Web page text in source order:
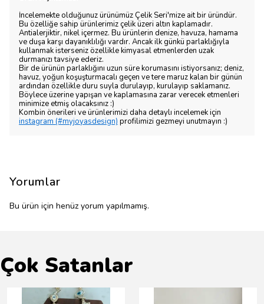
İncelemekte olduğunuz ürünümüz Çelik Seri'mize ait bir üründür.
Bu özelliğe sahip ürünlerimiz çelik üzeri altın kaplamadır.
Antialerjiktir, nikel içermez. Bu ürünlerin denize, havuza, hamama
ve duşa karşı dayanıklılığı vardır. Ancak ilk günkü parlaklığıyla
kullanmak isterseniz özellikle kimyasal etmenlerden uzak
durmanızı tavsiye ederiz.
Bir de ürünün parlaklığını uzun süre korumasını istiyorsanız; deniz,
havuz, yoğun koşuşturmacalı geçen ve tere maruz kalan bir günün
ardından özellikle duru suyla durulayıp, kurulayıp saklamanız.
Böylece üzerine yapışan ve kaplamasına zarar verecek etmenleri
minimize etmiş olacaksınız :)
Kombin önerileri ve ürünlerimizi daha detaylı incelemek için
instagram (#myjoyasdesign) profilimizi gezmeyi unutmayın :)
Yorumlar
Bu ürün için henüz yorum yapılmamış.
Çok Satanlar